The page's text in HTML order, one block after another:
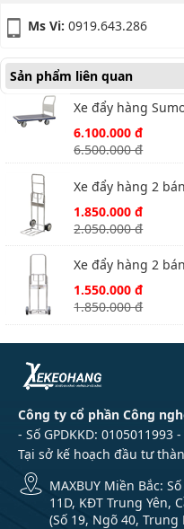
Ms Vi: 0919.643.286
Sản phẩm liên quan
Xe đẩy hàng
HG311
6.100.000 đ
6.500.000 đ
Xe đẩy hàng 2
Sumo SFT3011
1.850.000 đ
2.050.000 đ
Xe đẩy hàng 2
Sumo SFT2809
1.550.000 đ
1.850.000 đ
Công ty cổ phần Công
- Số GPDKKD:
Tại sở kế hoạch đầu tư
MAXBUY Miền Bắc:
11D, KĐT Trung Yên,
(Số 19, Ngõ 40,